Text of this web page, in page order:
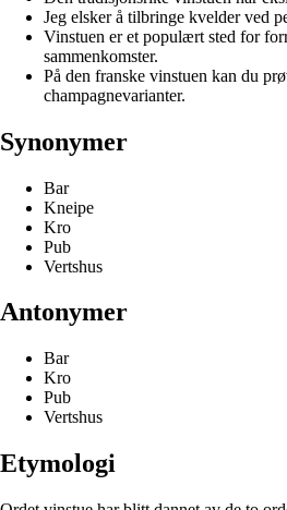
Jeg elsker å tilbringe kvelder ved
Vinstuen er et populært sted for
sammenkomster.
På den franske vinstuen kan du
champagnevarianter.
Synonymer
Bar
Kneipe
Kro
Pub
Vertshus
Antonymer
Bar
Kro
Pub
Vertshus
Etymologi